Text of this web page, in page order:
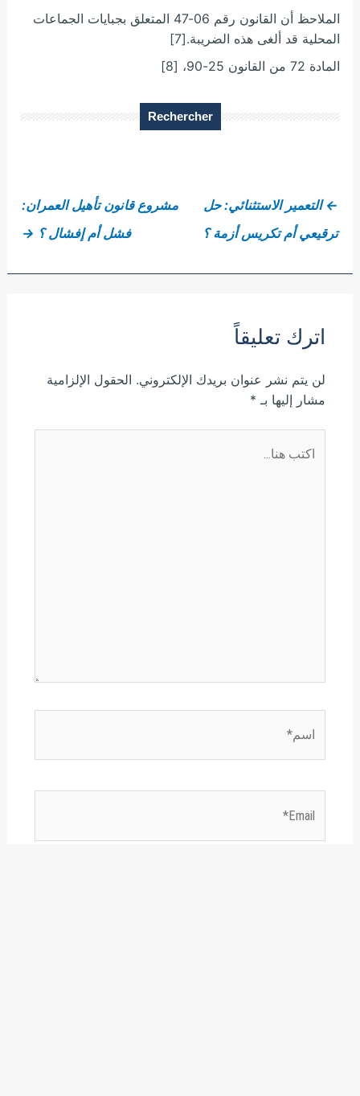
الملاحظ أن القانون رقم 06-47 المتعلق بجبايات الجماعات
المحلية قد ألغى هذه الضريبة.[7]
المادة 72 من القانون 25-90، [8]
Rechercher
← التعمير الاستثنائي: حل
ترقيعي أم تكريس أزمة ؟
مشروع قانون تأهيل العمران:
فشل أم إفشال ؟ →
اترك تعليقاً
لن يتم نشر عنوان بريدك الإلكتروني. الحقول الإلزامية
مشار إليها بـ *
هنا...